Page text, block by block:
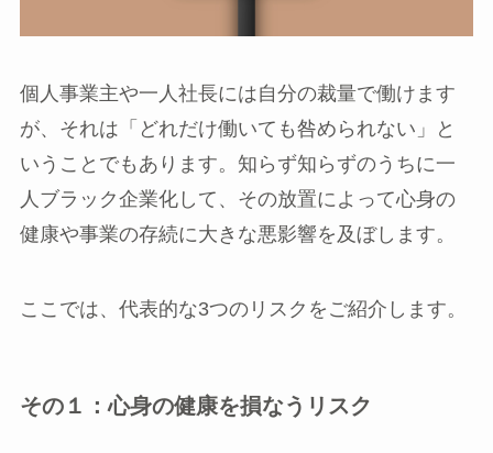
個人事業主や一人社長には自分の裁量で働けます
が、それは「どれだけ働いても咎められない」と
いうことでもあります。知らず知らずのうちに一
人ブラック企業化して、その放置によって心身の
健康や事業の存続に大きな悪影響を及ぼします。
ここでは、代表的な3つのリスクをご紹介します。
その１：心身の健康を損なうリスク